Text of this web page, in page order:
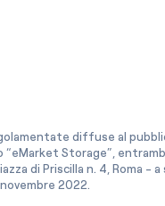
diffuse al
Storage”,
di Priscilla n. 4, Roma -
2022.